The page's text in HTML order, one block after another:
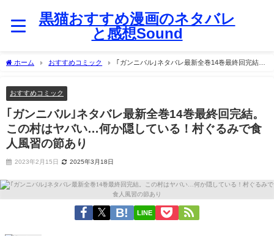
黒猫おすすめ漫画のネタバレ
と感想Sound
ホーム おすすめコミック
｢ガンニバル｣ネタバレ最新全巻14巻最終回完結。
おすすめコミック
｢ガンニバル｣ネタバレ最新全巻14巻最終回完結。
この村はヤバい…何か隠している！村ぐるみで食
人風習の節あり
2023年2月15日 2025年3月18日
LINE